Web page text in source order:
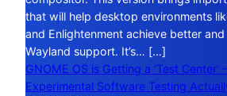
that will help desktop environments
and Enlightenment achieve better
Wayland support. It’s… […]
GNOME OS is Getting a ‘Test Center’
Experimental Software Testing